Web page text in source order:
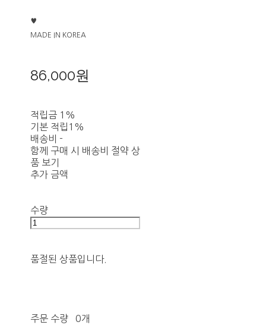
♥
MADE IN KOREA
86,000원
적립금 1%
기본 적립 1%
배송비 -
함께 구매 시 배송비 절약 상
품 보기
추가 금액
수량
품절된 상품입니다.
주문 수량
0개